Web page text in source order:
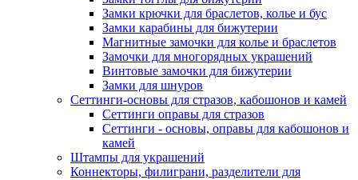
Замки крючки для браслетов, колье и бус
Замки карабины для бижутерии
Магнитные замочки для колье и браслетов
Замочки для многорядных украшений
Винтовые замочки для бижутерии
Замки для шнуров
Сеттинги-основы для стразов, кабошонов и камей
Сеттинги оправы для стразов
Сеттинги - основы, оправы для кабошонов и
камей
Штампы для украшений
Коннекторы, филиграни, разделители для